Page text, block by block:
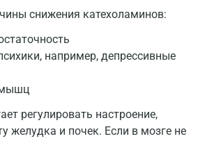
снижения катехоламинов:
например, депрессивные
мышц
регулировать настроение,
желудка и почек. Если в мозге не